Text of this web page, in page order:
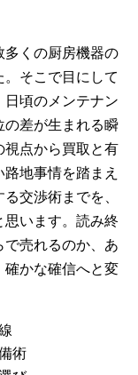
多くの厨房機器の
そこで目にして
日頃のメンテナン
の差が生まれる瞬
視点から買取と有
地事情を踏まえ
交渉術までを、
います。読み終
で売れるのか、あ
確かな確信へと変
術